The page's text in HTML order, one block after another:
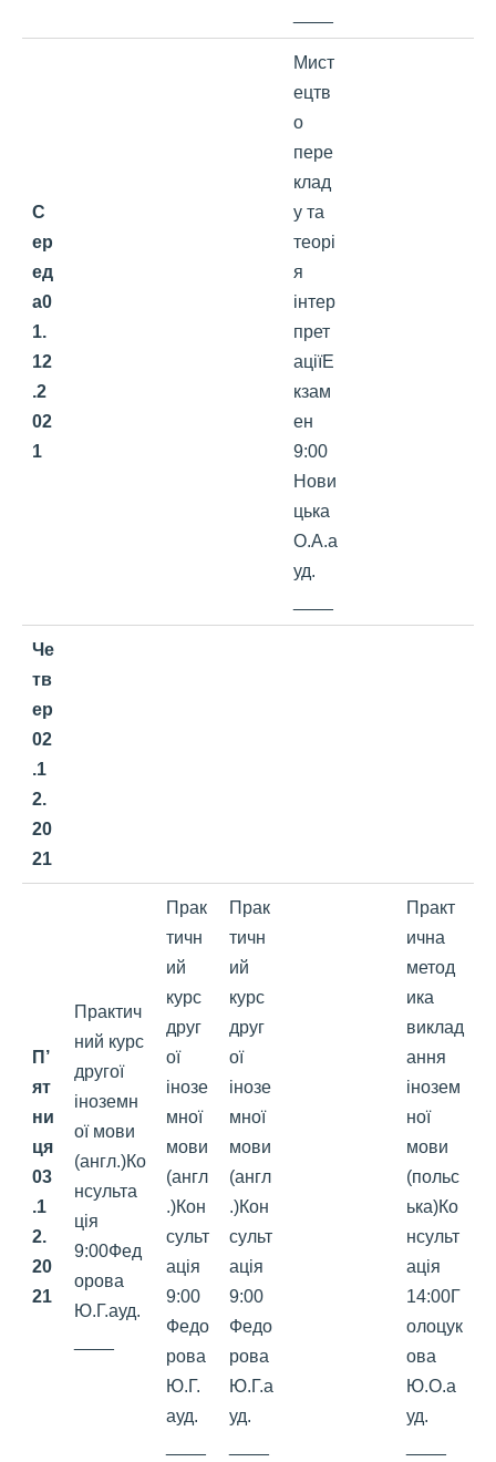
С
ер
ед
а0
1.
12
.2
02
1
Мист
ецтв
о
пере
клад
у та
теорі
я
інтер
прет
аціїЕ
кзам
ен
9:00
Нови
цька
О.А.а
уд.
Че
тв
ер
02
.1
2.
20
21
П’
ят
ни
ця
03
.1
2.
20
21
Практич
ний курс
другої
іноземн
ої мови
(англ.)Ко
нсульта
ція
9:00Фед
орова
Ю.Г.ауд.
Прак
тичн
ий
курс
друг
ої
інозе
мної
мови
(англ
.)Кон
сульт
ація
9:00
Федо
рова
Ю.Г.
ауд.
Прак
тичн
ий
курс
друг
ої
інозе
мної
мови
(англ
.)Кон
сульт
ація
9:00
Федо
рова
Ю.Г.а
уд.
Практ
ична
метод
ика
виклад
ання
інозем
ної
мови
(польс
ька)Ко
нсульт
ація
14:00Г
олоцук
ова
Ю.О.а
уд.